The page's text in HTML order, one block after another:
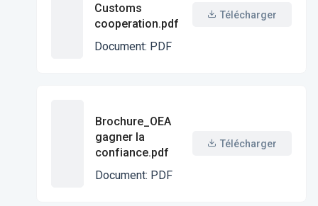
Customs
cooperation.pdf
Document: PDF
Télécharger
Brochure_OEA
gagner la
confiance.pdf
Document: PDF
Télécharger